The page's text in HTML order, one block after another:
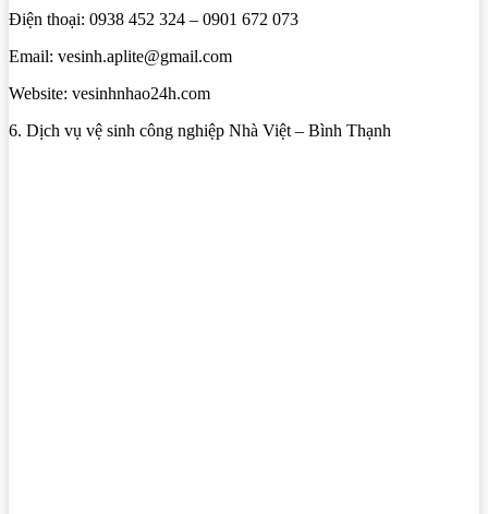
Điện thoại: 0938 452 324 – 0901 672 073
Email: vesinh.aplite@gmail.com
Website: vesinhnhao24h.com
6. Dịch vụ vệ sinh công nghiệp Nhà Việt – Bình Thạnh